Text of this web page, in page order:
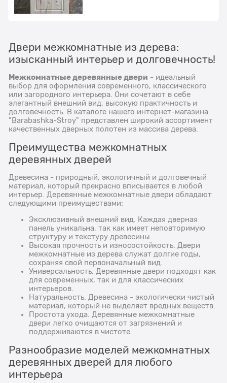
Двери межкомнатные из дерева:
изысканный интерьер и долговечность!
Межкомнатные деревянные двери - идеальный
выбор для оформления современного, классического
или загородного интерьера. Они сочетают в себе
элегантный внешний вид, высокую практичность и
долговечность. В каталоге нашего интернет-магазина
"Barabashka-Stroy" представлен широкий ассортимент
качественных дверных полотен из массива дерева.
Преимущества межкомнатных
деревянных дверей
Древесина - природный, экологичный и долговечный
материал, который прекрасно вписывается в любой
интерьер. Деревянные межкомнатные двери обладают
следующими преимуществами:
Эксклюзивный внешний вид. Каждая дверная
панель уникальна, так как имеет неповторимую
структуру и текстуру древесины.
Высокая прочность и износостойкость. Двери
межкомнатные из дерева служат долгие годы,
сохраняя свой первоначальный вид.
Универсальность. Деревянные двери подходят как
для современных, так и для классических
интерьеров.
Натуральность. Древесина - экологически чистый
материал, который не выделяет вредных веществ.
Простота ухода. Деревянные межкомнатные
двери легко очищаются от загрязнений и
поддерживаются в чистоте.
Разнообразие моделей межкомнатных
деревянных дверей для любого
интерьера